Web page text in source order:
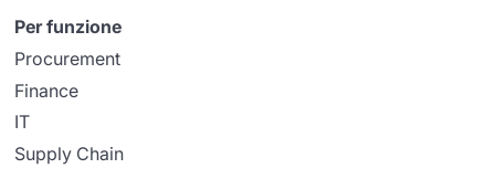
Per funzione
Procurement
Finance
IT
Supply Chain